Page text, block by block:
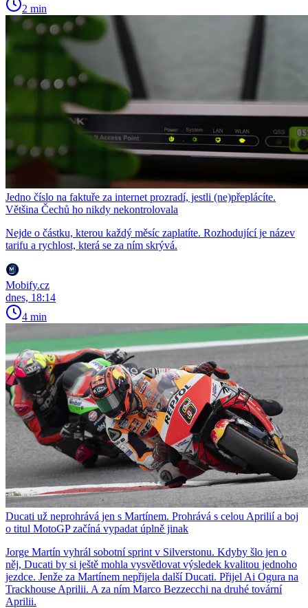
2 min
Jedno číslo na faktuře za internet prozradí, jestli (ne)přeplácíte.
Většina Čechů ho nikdy nekontrolovala
Nejde o částku, kterou každý měsíc zaplatíte. Rozhodující je název
tarifu a rychlost, která se za ním skrývá.
Mobify.cz
dnes, 18:14
4 min
Ducati už neprohrává jen s Martínem. Prohrává s celou Aprilií a boj
o titul MotoGP začíná vypadat úplně jinak
Jorge Martín vyhrál sobotní sprint v Silverstonu. Kdyby šlo jen o
něj, Ducati by si ještě mohla vysvětlovat výsledek kvalitou jednoho
jezdce. Jenže za Martínem nepřijela další Ducati. Přijel Ai Ogura na
Trackhouse Aprilii. A za ním Marco Bezzecchi na druhé tovární
Aprilii.